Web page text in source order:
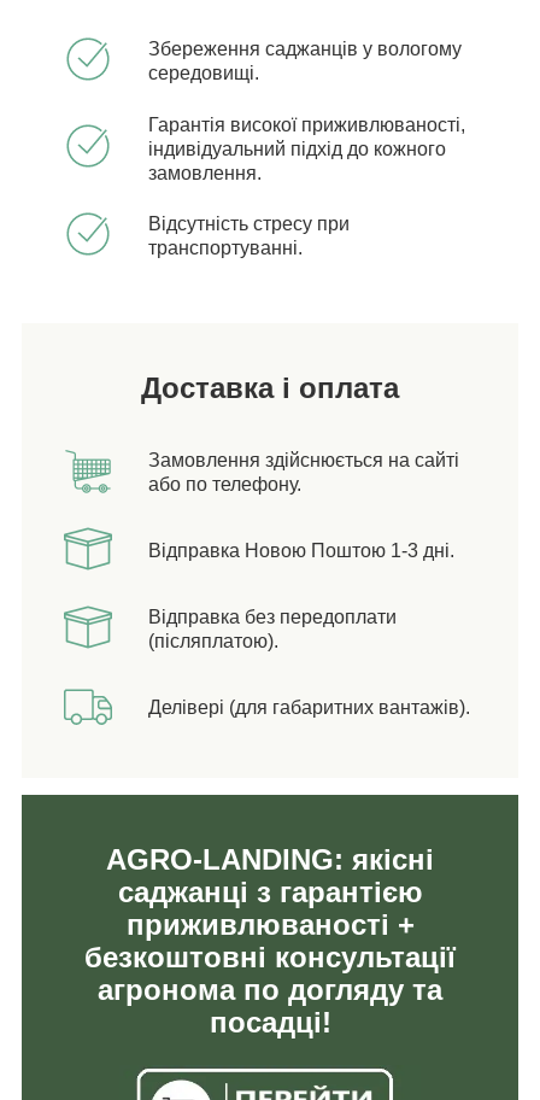
Збереження саджанців у вологому
середовищі.
Гарантія високої приживлюваності,
індивідуальний підхід до кожного
замовлення.
Відсутність стресу при
транспортуванні.
Доставка і оплата
Замовлення здійснюється на сайті
або по телефону.
Відправка Новою Поштою 1-3 дні.
Відправка без передоплати
(післяплатою).
Делівері (для габаритних вантажів).
AGRO-LANDING: якісні
саджанці з гарантією
приживлюваності +
безкоштовні консультації
агронома по догляду та
посадці!